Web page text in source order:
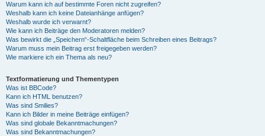
Warum kann ich auf bestimmte Foren nicht zugreifen?
Weshalb kann ich keine Dateianhänge anfügen?
Weshalb wurde ich verwarnt?
Wie kann ich Beiträge den Moderatoren melden?
Was bewirkt die „Speichern“-Schaltfläche beim Schreiben eines Beitrags?
Warum muss mein Beitrag erst freigegeben werden?
Wie markiere ich ein Thema als neu?
Textformatierung und Thementypen
Was ist BBCode?
Kann ich HTML benutzen?
Was sind Smilies?
Kann ich Bilder in meine Beiträge einfügen?
Was sind globale Bekanntmachungen?
Was sind Bekanntmachungen?